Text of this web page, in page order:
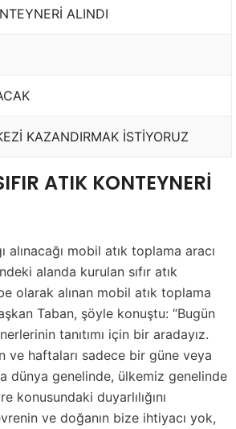
ALINDI
KAZANDIRMAK İSTİYORUZ
ATIK KONTEYNERİ
mobil atık toplama aracı
alanda kurulan sıfır atık
olarak alınan mobil atık toplama
Taban, şöyle konuştu: “Bugün
tanıtımı için bir aradayız.
ve haftaları sadece bir güne veya
dünya genelinde, ülkemiz genelinde
konusundaki duyarlılığını
ve doğanın bize ihtiyacı yok,